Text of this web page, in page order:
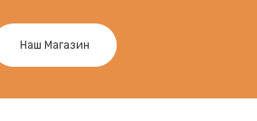
Наш Магазин